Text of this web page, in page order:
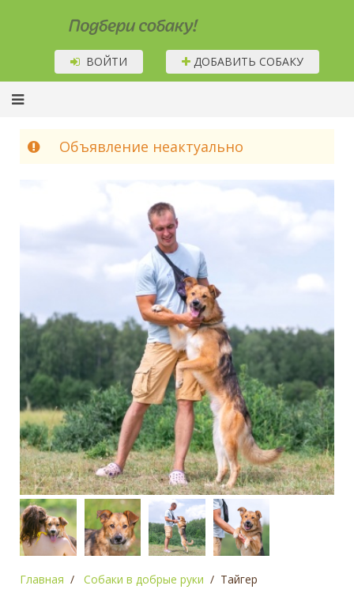
Подбери собаку!
ВОЙТИ ДОБАВИТЬ СОБАКУ
Объявление неактуально
Главная Собаки в добрые руки Тайгер